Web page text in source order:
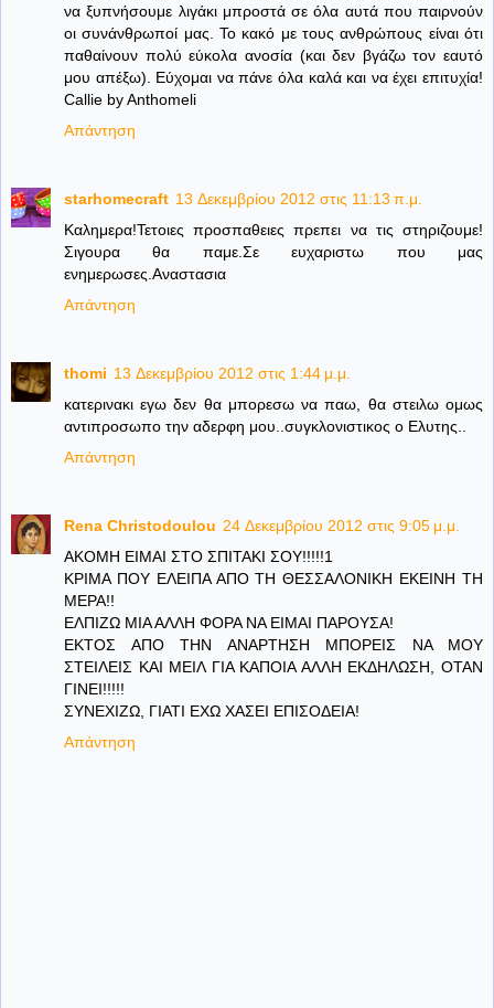
να ξυπνήσουμε λιγάκι μπροστά σε όλα αυτά που παιρνούν
οι συνάνθρωποί μας. Το κακό με τους ανθρώπους είναι ότι
παθαίνουν πολύ εύκολα ανοσία (και δεν βγάζω τον εαυτό
μου απέξω). Εύχομαι να πάνε όλα καλά και να έχει επιτυχία!
Callie by Anthomeli
Απάντηση
starhomecraft 13 Δεκεμβρίου 2012 στις 11:13 π.μ.
Καλημερα!Τετοιες προσπαθειες πρεπει να τις στηριζουμε!
Σιγουρα θα παμε.Σε ευχαριστω που μας
ενημερωσες.Αναστασια
Απάντηση
thomi 13 Δεκεμβρίου 2012 στις 1:44 μ.μ.
κατερινακι εγω δεν θα μπορεσω να παω, θα στειλω ομως
αντιπροσωπο την αδερφη μου..συγκλονιστικος ο Ελυτης..
Απάντηση
Rena Christodoulou 24 Δεκεμβρίου 2012 στις 9:05 μ.μ.
ΑΚΟΜΗ ΕΙΜΑΙ ΣΤΟ ΣΠΙΤΑΚΙ ΣΟΥ!!!!!1
ΚΡΙΜΑ ΠΟΥ ΕΛΕΙΠΑ ΑΠΟ ΤΗ ΘΕΣΣΑΛΟΝΙΚΗ ΕΚΕΙΝΗ ΤΗ
ΜΕΡΑ!!
ΕΛΠΙΖΩ ΜΙΑ ΑΛΛΗ ΦΟΡΑ ΝΑ ΕΙΜΑΙ ΠΑΡΟΥΣΑ!
ΕΚΤΟΣ ΑΠΟ ΤΗΝ ΑΝΑΡΤΗΣΗ ΜΠΟΡΕΙΣ ΝΑ ΜΟΥ
ΣΤΕΙΛΕΙΣ ΚΑΙ ΜΕΙΛ ΓΙΑ ΚΑΠΟΙΑ ΑΛΛΗ ΕΚΔΗΛΩΣΗ, ΟΤΑΝ
ΓΙΝΕΙ!!!!!
ΣΥΝΕΧΙΖΩ, ΓΙΑΤΙ ΕΧΩ ΧΑΣΕΙ ΕΠΙΣΟΔΕΙΑ!
Απάντηση